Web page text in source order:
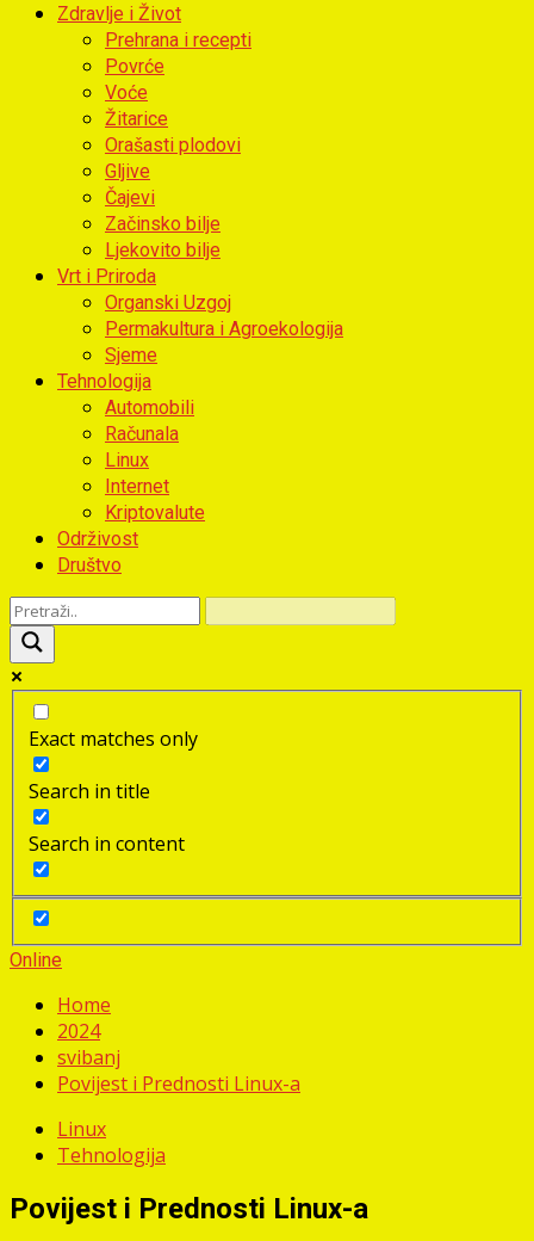
Zdravlje i Život
Prehrana i recepti
Povrće
Voće
Žitarice
Orašasti plodovi
Gljive
Čajevi
Začinsko bilje
Ljekovito bilje
Vrt i Priroda
Organski Uzgoj
Permakultura i Agroekologija
Sjeme
Tehnologija
Automobili
Računala
Linux
Internet
Kriptovalute
Održivost
Društvo
Exact matches only
Search in title
Search in content
Online
Home
2024
svibanj
Povijest i Prednosti Linux-a
Linux
Tehnologija
Povijest i Prednosti Linux-a